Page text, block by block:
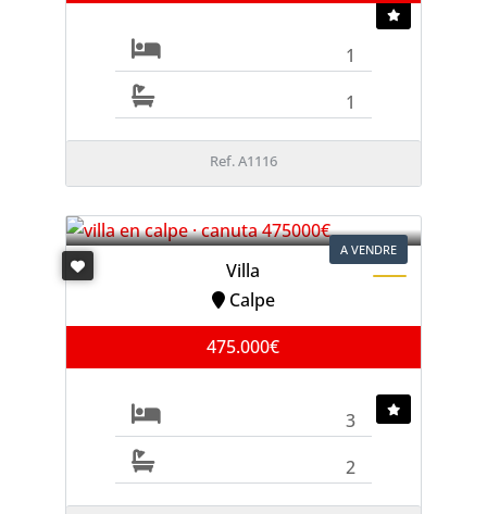
1
1
Ref. A1116
A VENDRE
Villa
Calpe
475.000€
3
2